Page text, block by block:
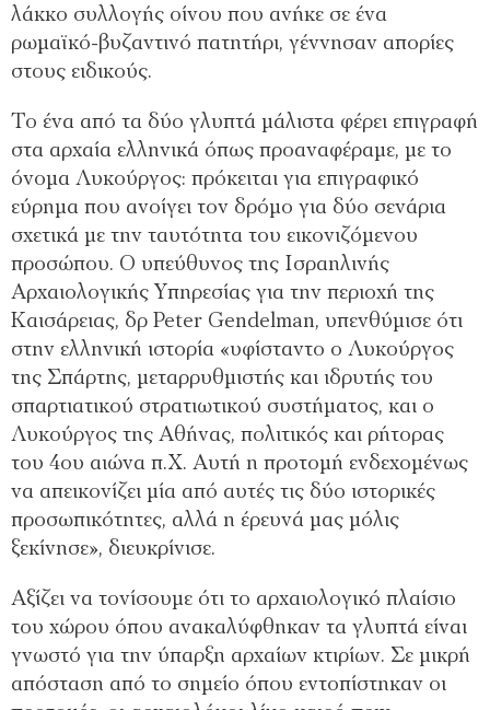
λάκκο συλλογής οίνου που ανήκε σε ένα
ρωμαϊκό-βυζαντινό πατητήρι, γέννησαν απορίες
στους ειδικούς.
Το ένα από τα δύο γλυπτά μάλιστα φέρει επιγραφή
στα αρχαία ελληνικά όπως προαναφέραμε, με το
όνομα Λυκούργος: πρόκειται για επιγραφικό
εύρημα που ανοίγει τον δρόμο για δύο σενάρια
σχετικά με την ταυτότητα του εικονιζόμενου
προσώπου. Ο υπεύθυνος της Ισραηλινής
Αρχαιολογικής Υπηρεσίας για την περιοχή της
Καισάρειας, δρ Peter Gendelman, υπενθύμισε ότι
στην ελληνική ιστορία «υφίσταντο ο Λυκούργος
της Σπάρτης, μεταρρυθμιστής και ιδρυτής του
σπαρτιατικού στρατιωτικού συστήματος, και ο
Λυκούργος της Αθήνας, πολιτικός και ρήτορας
του 4ου αιώνα π.Χ. Αυτή η προτομή ενδεχομένως
να απεικονίζει μία από αυτές τις δύο ιστορικές
προσωπικότητες, αλλά η έρευνά μας μόλις
ξεκίνησε», διευκρίνισε.
Αξίζει να τονίσουμε ότι το αρχαιολογικό πλαίσιο
του χώρου όπου ανακαλύφθηκαν τα γλυπτά είναι
γνωστό για την ύπαρξη αρχαίων κτιρίων. Σε μικρή
απόσταση από το σημείο όπου εντοπίστηκαν οι